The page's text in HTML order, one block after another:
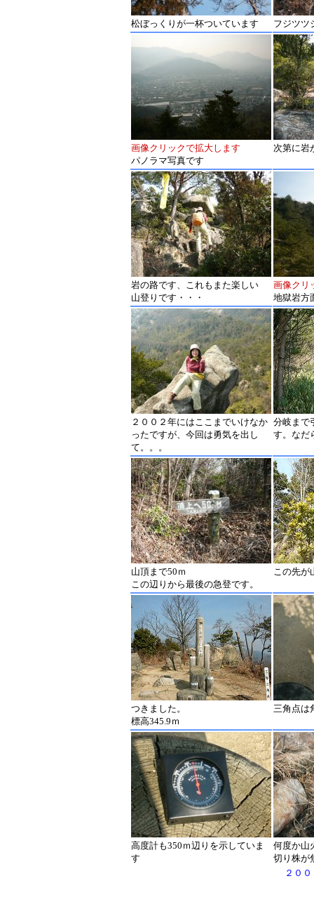
松ぼっくりが一杯ついています フジツツ
画像クリックで拡大します
パノラマ写真です
次第に岩
岩の路です、これもまた楽しい
山登りです・・・
画像クリ
地獄岩方
２００２年にはここまでいけなか
ったですが、今回は勇気を出し
て。。。
分岐まで
す。なだ
山頂まで50ｍ
この辺りから最後の急登です。
この先が
つきました。
標高345.9ｍ
三角点は
高度計も350ｍ辺りを示していま
す
何度か山
切り株が
２０